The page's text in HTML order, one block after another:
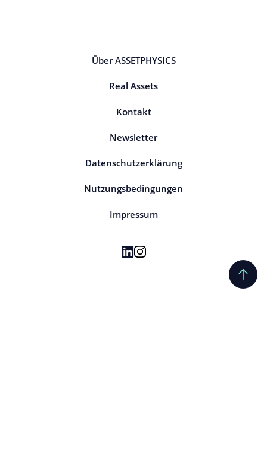
Über ASSETPHYSICS
Real Assets
Kontakt
Newsletter
Datenschutzerklärung
Nutzungsbedingungen
Impressum